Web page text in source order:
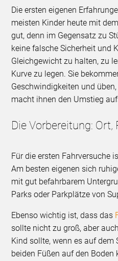
Die ersten eigenen
meisten Kinder heute mit
gut, denn im Gegensatz zu
keine falsche Sicherheit und
Gleichgewicht zu halten, zu
Kurve zu legen. Sie
Geschwindigkeiten und
macht ihnen den Umstieg
Die Vorbereitung:
Für die ersten Fahrversuche
Am besten eigenen sich
mit gut befahrbarem
Parks oder Parkplätze von
Ebenso wichtig ist, dass das
sollte nicht zu groß, aber
Kind sollte, wenn es auf
beiden Füßen auf den